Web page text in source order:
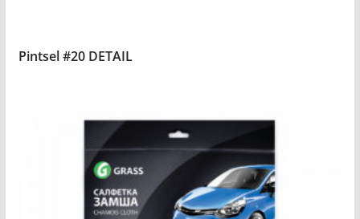
Pintsel #20 DETAIL